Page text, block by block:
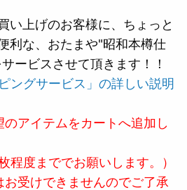
い上げのお客様に、ちょっと
利な、おたまや"昭和本樽仕
ービスさせて頂きます！！
ングサービス」の詳しい説明
アイテムをカートへ追加し
程度まででお願いします。）
受けできませんのでご了承